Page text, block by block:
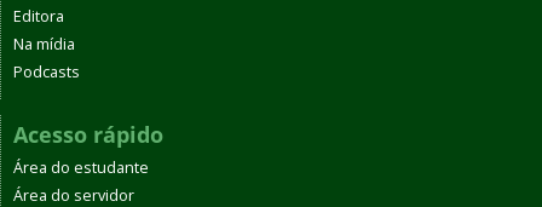
Editora
Na mídia
Podcasts
Acesso rápido
Área do estudante
Área do servidor